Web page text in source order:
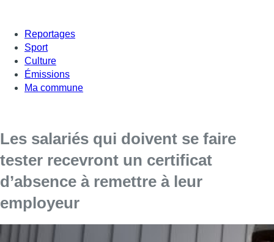
Reportages
Sport
Culture
Émissions
Ma commune
Les salariés qui doivent se faire
tester recevront un certificat
d’absence à remettre à leur
employeur